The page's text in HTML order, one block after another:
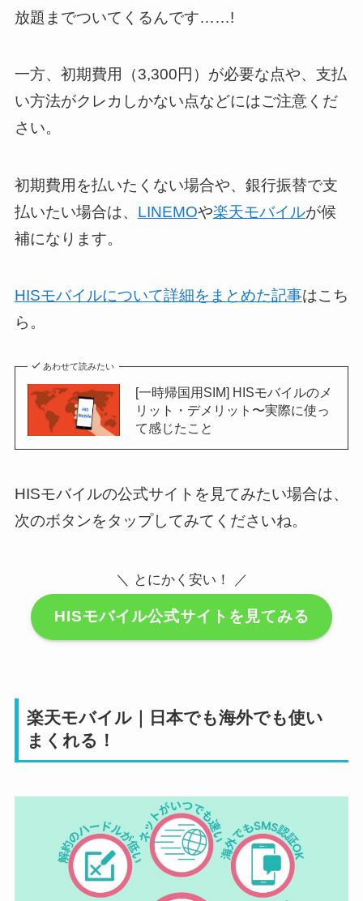
放題までついてくるんです……!
一方、初期費用（3,300円）が必要な点や、支払
い方法がクレカしかない点などにはご注意くだ
さい。
初期費用を払いたくない場合や、銀行振替で支
払いたい場合は、 LINEMOや楽天モバイルが候
補になります。
HISモバイルについて詳細をまとめた記事はこち
ら。
あわせて読みたい
[一時帰国用SIM] HISモバイルのメ
リット・デメリット〜実際に使っ
て感じたこと
HISモバイルの公式サイトを見てみたい場合は、
次のボタンをタップしてみてくださいね。
＼ とにかく安い！ ／
HISモバイル公式サイトを見てみる
楽天モバイル｜日本でも海外でも使い
まくれる！